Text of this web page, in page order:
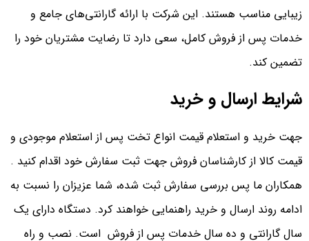
زیبایی مناسب هستند. این شرکت با ارائه گارانتی‌های جامع و
خدمات پس از فروش کامل، سعی دارد تا رضایت مشتریان خود را
تضمین کند.
شرایط ارسال و خرید
جهت خرید و استعلام قیمت انواع تخت پس از استعلام موجودی و
قیمت کالا از کارشناسان فروش جهت ثبت سفارش خود اقدام کنید .
همکاران ما پس بررسی سفارش ثبت شده، شما عزیزان را نسبت به
ادامه روند ارسال و خرید راهنمایی خواهند کرد. دستگاه دارای یک
سال گارانتی و ده سال خدمات پس از فروش است. نصب و راه